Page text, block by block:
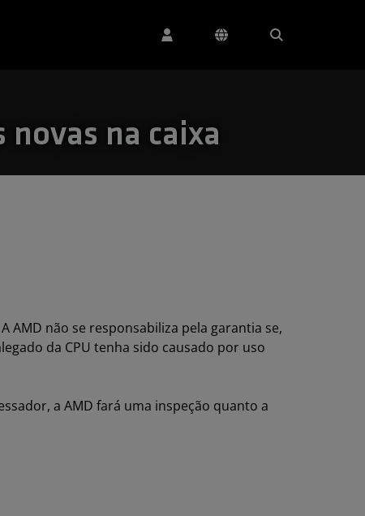
novas na caixa
AMD não se responsabiliza pela garantia se,
da CPU tenha sido causado por uso
a AMD fará uma inspeção quanto a